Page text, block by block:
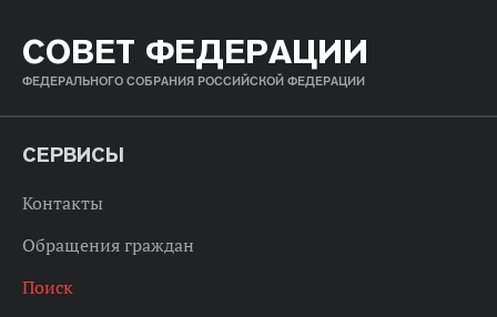
СОВЕТ ФЕДЕРАЦИИ
ФЕДЕРАЛЬНОГО СОБРАНИЯ РОССИЙСКОЙ ФЕДЕРАЦИИ
СЕРВИСЫ
Контакты
Обращения граждан
Поиск